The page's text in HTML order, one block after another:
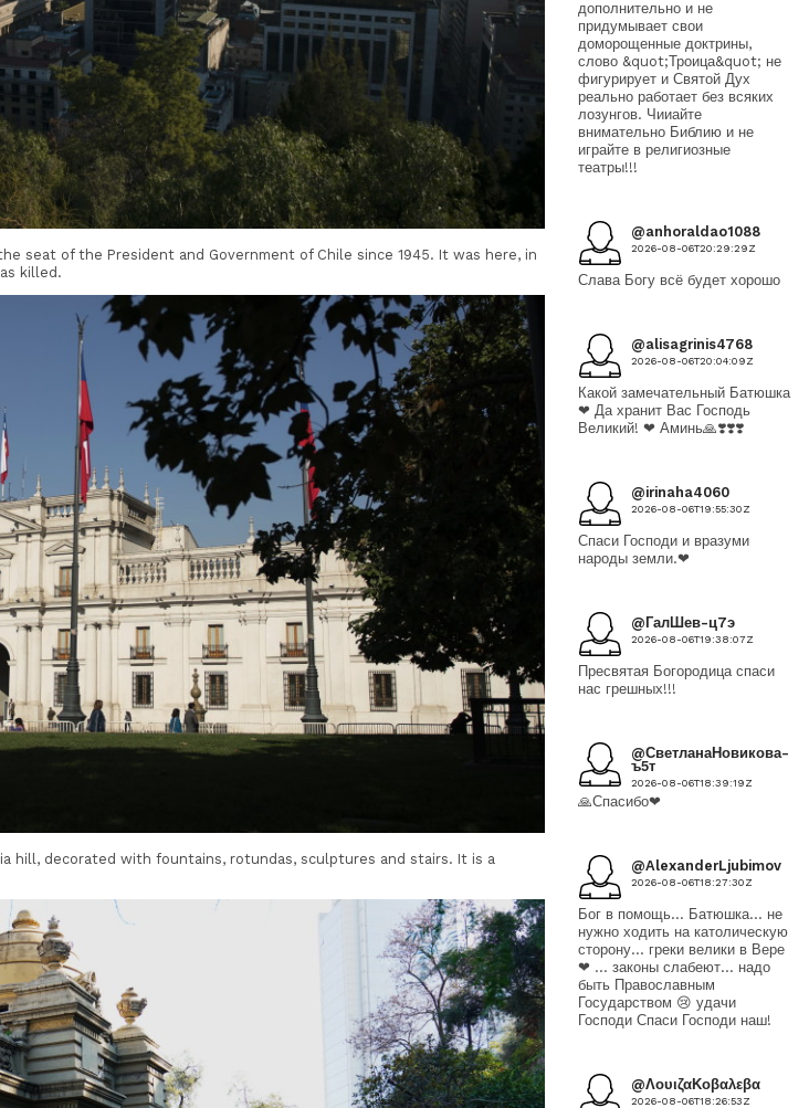
seat of the President and Government of Chile since 1945. It was here, in
killed.
hill, decorated with fountains, rotundas, sculptures and stairs. It is a
дополнительно и не
придумывает свои
доморощенные доктрины,
слово &quot;Троица&quot; не
фигурирует и Святой Дух
реально работает без всяких
лозунгов. Чииайте
внимательно Библию и не
играйте в религиозные
театры!!!
@anhoraldao1088
2026-08-06T20:29:29Z
Слава Богу всё будет хорошо
@alisagrinis4768
2026-08-06T20:04:09Z
Какой замечательный Батюшка
❤ Да хранит Вас Господь
Великий! ❤ Аминь🙏❣️❣️❣️
@irinaha4060
2026-08-06T19:55:30Z
Спаси Господи и вразуми
народы земли.❤
@ГалШев-ц7э
2026-08-06T19:38:07Z
Пресвятая Богородица спаси
нас грешных!!!
@СветланаНовикова-
ъ5т
2026-08-06T18:39:19Z
🙏Спасибо❤
@AlexanderLjubimov
2026-08-06T18:27:30Z
Бог в помощь... Батюшка... не
нужно ходить на католическую
сторону... греки велики в Вере
❤ ... законы слабеют... надо
быть Православным
Государством 😢 удачи
Господи Спаси Господи наш!
@ΛουιζαΚοβαλεβα
2026-08-06T18:26:53Z